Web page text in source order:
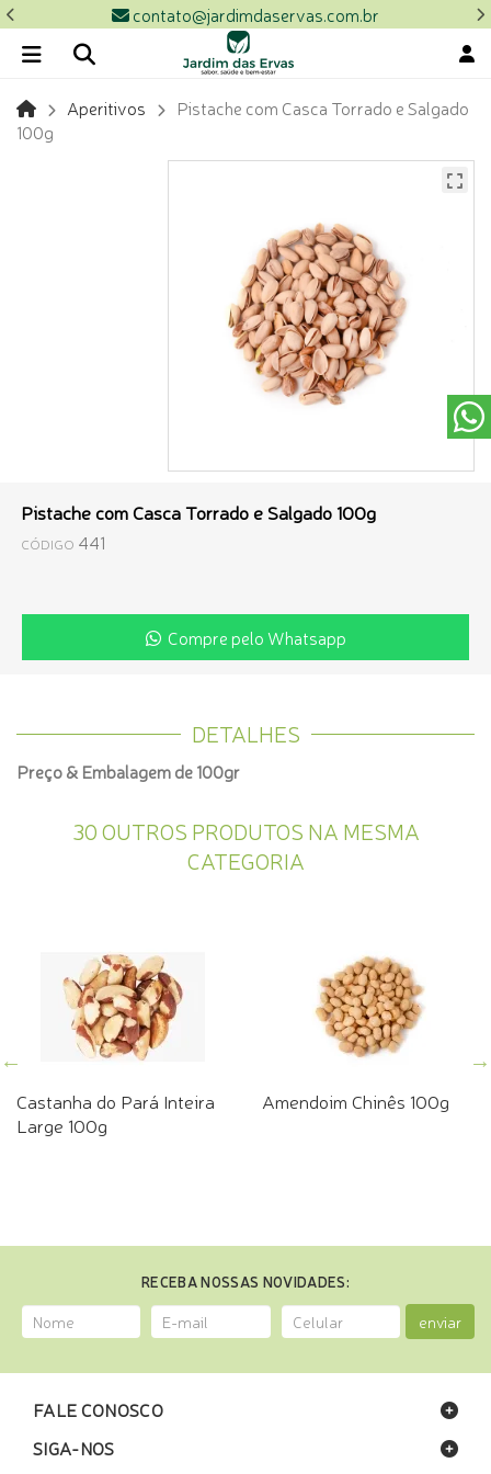
contato@jardimdaservas.com.br
Aperitivos
Pistache com Casca Torrado e Salgado
100g
Pistache com Casca Torrado e Salgado 100g
CÓDIGO 441
Compre pelo Whatsapp
DETALHES
Preço & Embalagem de 100gr
30 OUTROS PRODUTOS NA MESMA
CATEGORIA
Castanha do Pará Inteira
Large 100g
Amendoim Chinês 100g
RECEBA NOSSAS NOVIDADES:
enviar
FALE CONOSCO
SIGA-NOS